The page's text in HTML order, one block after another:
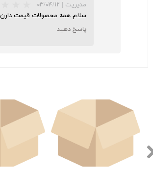
مدیریت | ۰۳/۰۴/۱۲
سلام همه محصولات قیمت دارن
پاسخ دهید